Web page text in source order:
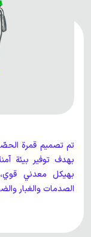
تم تصميم قمرة
بهدف توفير بيئة
بهيكل معدني
الصدمات والغبار